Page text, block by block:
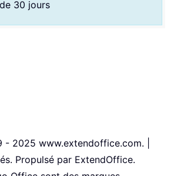
30 jours
2025 www.extendoffice.com. |
Propulsé par ExtendOffice.